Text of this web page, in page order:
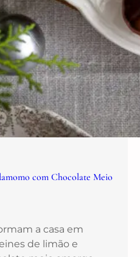
com Chocolate Meio
a casa em
de limão e